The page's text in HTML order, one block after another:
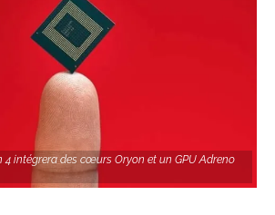
4 intégrera des cœurs Oryon et un GPU Adreno